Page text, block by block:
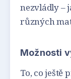
nezvládly –
různých
Možnosti
To, co ještě